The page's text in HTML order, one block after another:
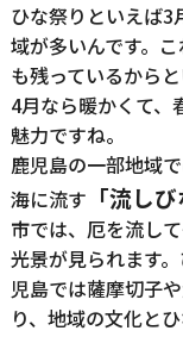
ひな祭りといえば3
域が多いんです。
も残っているから
4月なら暖かくて、
魅力ですね。
鹿児島の一部地域
海に流す 「流しび
市では、厄を流し
光景が見られます
児島では薩摩切子
り、地域の文化と